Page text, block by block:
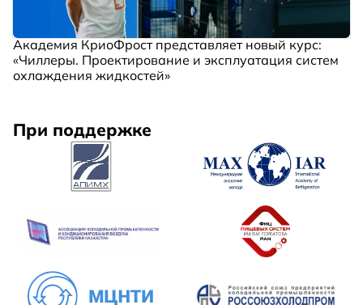
Академия КриоФрост представляет новый курс:
«Чиллеры. Проектирование и эксплуатация систем
охлаждения жидкостей»
При поддержке